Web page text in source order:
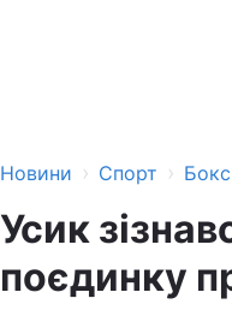
Новини › Спорт › Бокс
Усик
поєдинку